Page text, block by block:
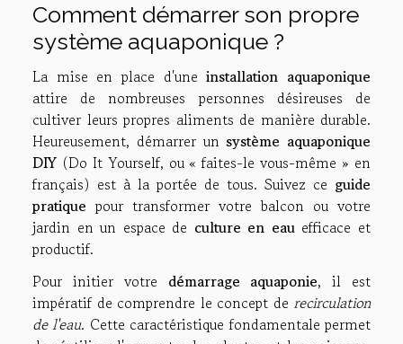
Comment démarrer son propre
système aquaponique ?
La mise en place d'uneinstallation aquaponique
attire de nombreuses personnes désireuses de
cultiver leurs propres aliments de manière durable.
Heureusement, démarrer unsystème aquaponique
DIY (Do It Yourself, ou « faites-le vous-même » en
français) est à la portée de tous. Suivez ce guide
pratique pour transformer votre balcon ou votre
jardin en un espace de culture en eauefficace et
productif.
Pour initier votre démarrage aquaponie, il est
impératif de comprendre le concept de recirculation
de l'eau. Cette caractéristique fondamentale permet